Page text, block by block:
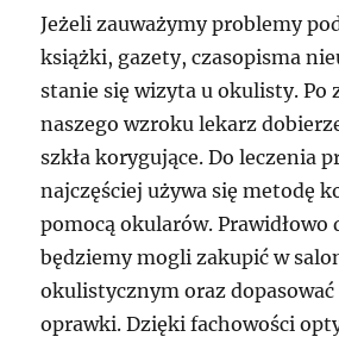
Jeżeli zauważymy problemy
książki, gazety, czasopisma
stanie się wizyta u okulisty. Po
naszego wzroku lekarz
szkła korygujące. Do leczenia
najczęściej używa się metodę
pomocą okularów. Prawidłowo
będziemy mogli zakupić w
okulistycznym oraz
oprawki. Dzięki fachowości